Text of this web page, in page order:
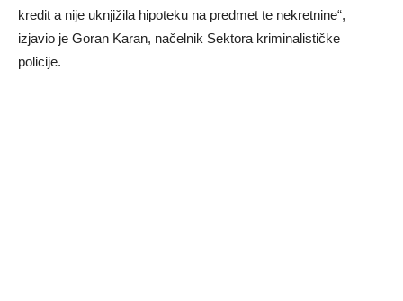
kredit a nije uknjižila hipoteku na predmet te nekretnine“,
izjavio je Goran Karan, načelnik Sektora kriminalističke
policije.